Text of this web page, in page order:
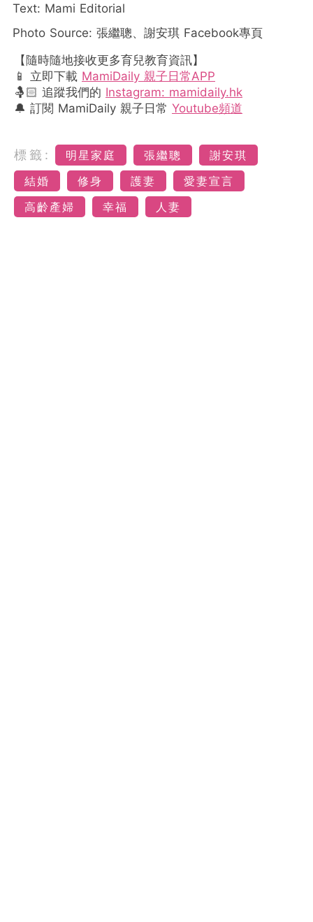
Text: Mami Editorial
Photo Source: 張繼聰、謝安琪 Facebook專頁
【隨時隨地接收更多育兒教育資訊】
📱 立即下載 MamiDaily 親子日常APP
🤱🏻 追蹤我們的 Instagram: mamidaily.hk
🔔 訂閱 MamiDaily 親子日常 Youtube頻道
標籤: 明星家庭 張繼聰
謝安琪
結婚
修身 護妻
愛妻宣言
高齡產婦
幸福 人妻